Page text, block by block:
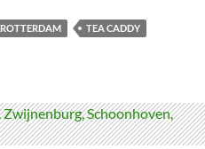
ROTTERDAM
TEA CADDY